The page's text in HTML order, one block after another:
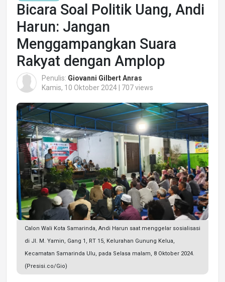
Bicara Soal Politik Uang, Andi
Harun: Jangan
Menggampangkan Suara
Rakyat dengan Amplop
Penulis: Giovanni Gilbert Anras
Kamis, 10 Oktober 2024 | 707 views
Calon Wali Kota Samarinda, Andi Harun saat menggelar sosialisasi
di Jl. M. Yamin, Gang 1, RT 15, Kelurahan Gunung Kelua,
Kecamatan Samarinda Ulu, pada Selasa malam, 8 Oktober 2024.
(Presisi.co/Gio)